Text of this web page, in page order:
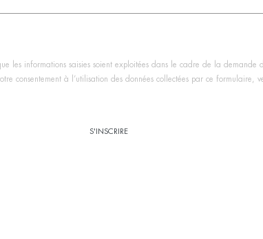
les informations saisies soient exploitées dans le cadre de la
consentement à l’utilisation des données collectées par ce formulaire,